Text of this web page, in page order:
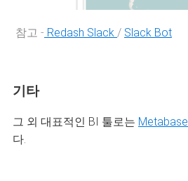
참고 - Redash Slack / Slack Bot
기타
그 외 대표적인 BI 툴로는 Metabase
다.